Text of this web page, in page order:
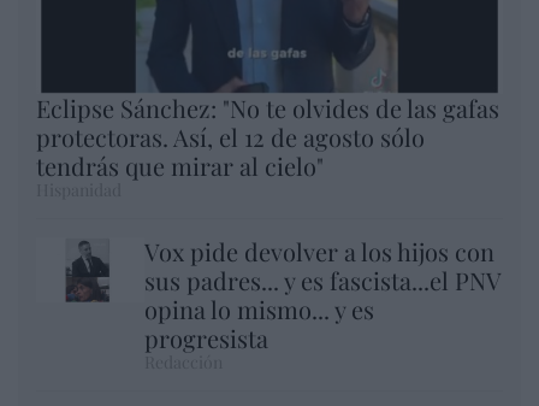
Eclipse Sánchez: "No te olvides de las gafas
protectoras. Así, el 12 de agosto sólo
tendrás que mirar al cielo"
Vox pide devolver a los hijos con
sus padres... y es fascista...el PNV
opina lo mismo... y es
progresista